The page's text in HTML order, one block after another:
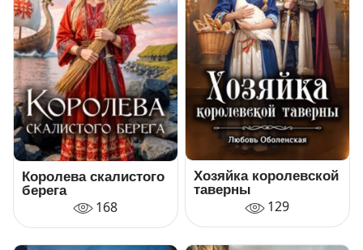
Королева скалистого
берега
168
Хозяйка королевской
таверны
129